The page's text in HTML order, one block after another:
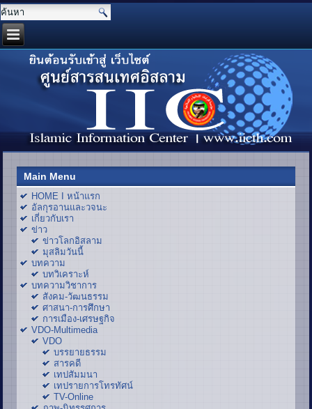
Main Menu
HOME I หน้าแรก
อัลกุรอานและวจนะ
เกี่ยวกับเรา
ข่าว
ข่าวโลกอิสลาม
มุสลิมวันนี้
บทความ
บทวิเคราะห์
บทความวิชาการ
สังคม-วัฒนธรรม
ศาสนา-การศึกษา
การเมือง-เศรษฐกิจ
VDO-Multimedia
VDO
บรรยายธรรม
สารคดี
เทปสัมมนา
เทปรายการโทรทัศน์
TV-Online